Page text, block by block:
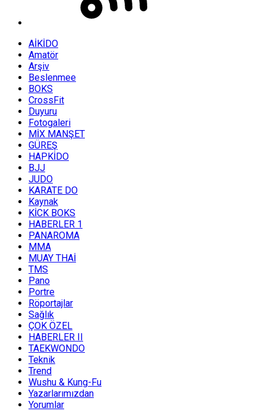
AİKİDO
Amatör
Arşiv
Beslenmee
BOKS
CrossFit
Duyuru
Fotogaleri
MİX MANŞET
GÜREŞ
HAPKİDO
BJJ
JUDO
KARATE DO
Kaynak
KİCK BOKS
HABERLER 1
PANAROMA
MMA
MUAY THAİ
TMS
Pano
Portre
Röportajlar
Sağlık
ÇOK ÖZEL
HABERLER II
TAEKWONDO
Teknik
Trend
Wushu & Kung-Fu
Yazarlarımızdan
Yorumlar